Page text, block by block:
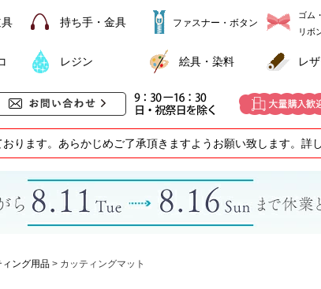
持ち手・金具 ファスナー・ボタン
ゴム
リボ
レジン 絵具・染料 レ
ります。あらかじめご了承頂きますようお願い致します。詳
ング用品 カッティングマット